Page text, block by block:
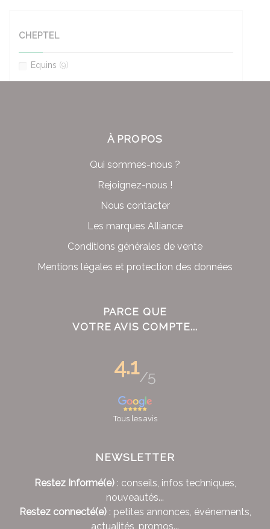
CHEPTEL
Equins (9)
À PROPOS
Qui sommes-nous ?
Rejoignez-nous !
Nous contacter
Les marques Alliance
Conditions générales de vente
Mentions légales et protection des données
PARCE QUE
VOTRE AVIS COMPTE...
4.1/5
Tous les avis
NEWSLETTER
Restez Informé(e): conseils, infos techniques,
nouveautés...
Restez connecté(e): petites annonces, événements,
actualités, promos...